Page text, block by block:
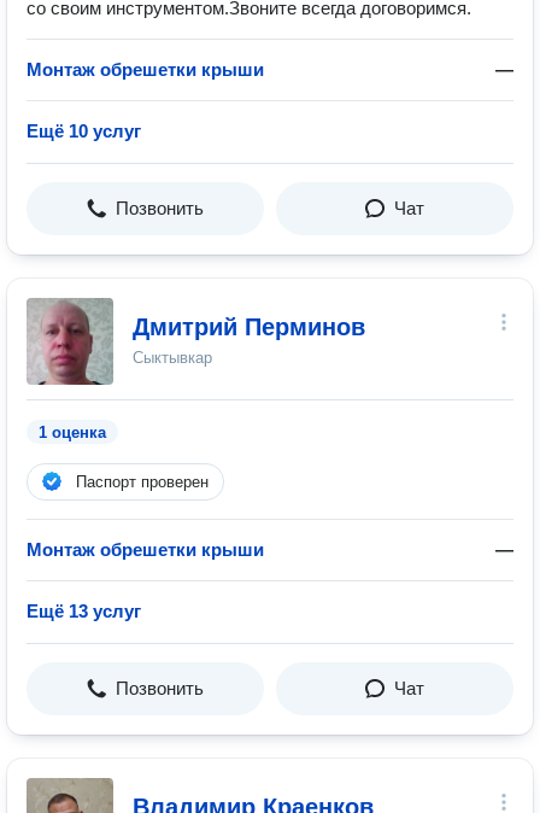
со своим инструментом.Звоните всегда договоримся.
Монтаж обрешетки крыши —
Ещё 10 услуг
Позвонить Чат
Дмитрий Перминов
Сыктывкар
1 оценка
Паспорт проверен
Монтаж обрешетки крыши —
Ещё 13 услуг
Позвонить Чат
Владимир Краенков